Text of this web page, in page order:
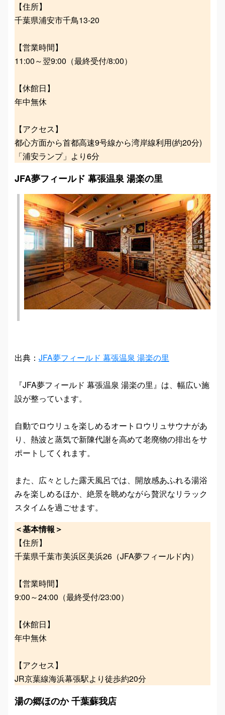
【住所】
千葉県浦安市千鳥13-20
【営業時間】
11:00～翌9:00（最終受付/8:00）
【休館日】
年中無休
【アクセス】
都心方面から首都高速9号線から湾岸線利用(約20分)
「浦安ランプ」より6分
JFA夢フィールド 幕張温泉 湯楽の里
出典： JFA夢フィールド 幕張温泉 湯楽の里
『JFA夢フィールド 幕張温泉 湯楽の里』は、幅広い施
設が整っています。
自動でロウリュを楽しめるオートロウリュサウナがあ
り、熱波と蒸気で新陳代謝を高めて老廃物の排出をサ
ポートしてくれます。
また、広々とした露天風呂では、開放感あふれる湯浴
みを楽しめるほか、絶景を眺めながら贅沢なリラック
スタイムを過ごせます。
＜基本情報＞
【住所】
千葉県千葉市美浜区美浜26（JFA夢フィールド内）
【営業時間】
9:00～24:00（最終受付/23:00）
【休館日】
年中無休
【アクセス】
JR京葉線海浜幕張駅より徒歩約20分
湯の郷ほのか 千葉蘇我店